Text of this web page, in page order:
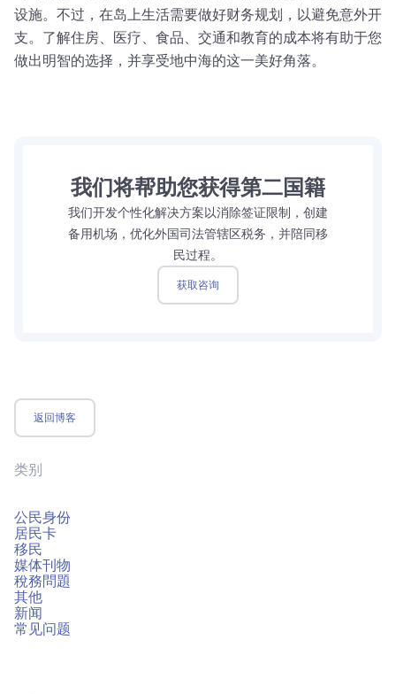
设施。不过，在岛上生活需要做好财务规划，以避免意外开
支。了解住房、医疗、食品、交通和教育的成本将有助于您
做出明智的选择，并享受地中海的这一美好角落。
我们将帮助您获得第二国籍
我们开发个性化解决方案以消除签证限制，创建
备用机场，优化外国司法管辖区税务，并陪同移
民过程。
获取咨询
返回博客
类别
公民身份
居民卡
移民
媒体刊物
稅務問題
其他
新闻
常见问题